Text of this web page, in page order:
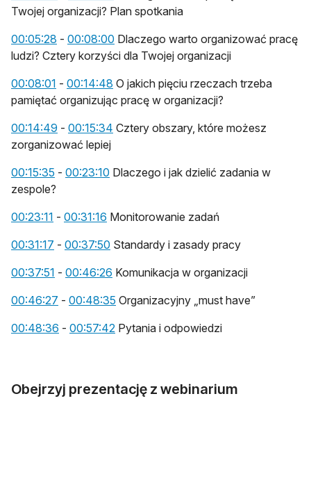
Twojej organizacji? Plan spotkania
00:05:28 otwiera się w nowej karcie
- 00:08:00 otwiera się w nowej karcie
Dlaczego warto organizować pracę
ludzi? Cztery korzyści dla Twojej organizacji
00:08:01 otwiera się w nowej karcie
- 00:14:48 otwiera się w nowej karcie
O jakich pięciu rzeczach trzeba
pamiętać organizując pracę w organizacji?
00:14:49 otwiera się w nowej karcie
- 00:15:34 otwiera się w nowej karcie
Cztery obszary, które możesz
zorganizować lepiej
00:15:35 otwiera się w nowej karcie
- 00:23:10 otwiera się w nowej karcie
Dlaczego i jak dzielić zadania w
zespole?
00:23:11 otwiera się w nowej karcie
- 00:31:16 otwiera się w nowej karcie
Monitorowanie zadań
00:31:17 otwiera się w nowej karcie
- 00:37:50 otwiera się w nowej karcie
Standardy i zasady pracy
00:37:51 otwiera się w nowej karcie
- 00:46:26 otwiera się w nowej karcie
Komunikacja w organizacji
00:46:27 otwiera się w nowej karcie
- 00:48:35 otwiera się w nowej karcie
Organizacyjny „must have”
00:48:36 otwiera się w nowej karcie
- 00:57:42 otwiera się w nowej karcie
Pytania i odpowiedzi
Obejrzyj prezentację z webinarium